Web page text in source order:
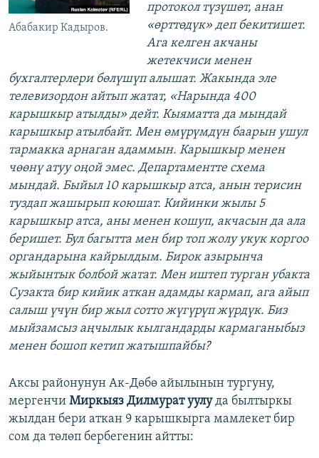
Абабакир Кадыров.
протокол түзүшөт, анан
«өрттөдүк» деп бекитишет.
Ага келген акчаны
жетекчиси менен
бухгалтерлери бөлүшүп алышат. Жакында эле
телевизордон айтып жатат, «Нарында 400
карышкыр атылды» дейт. Кыяматта да мындай
карышкыр атылбайт. Мен өмүрүмдүн баарын ушул
тармакка арнаган адаммын. Карышкыр менен
чөөнү атуу оңой эмес. Департаментте схема
мындай. Быйыл 10 карышкыр атса, анын терисин
туздап жашырып коюшат. Кийинки жылы 5
карышкыр атса, аны менен кошуп, акчасын да ала
беришет. Бул багытта мен бир топ жолу укук коргоо
органдарына кайрылдым. Бирок азырынча
жыйынтык болбой жатат. Мен иштеп турган убакта
Сузакта бир кийик аткан адамды кармап, ага айып
салыш үчүн бир жыл сотто жүгүрүп жүрдүк. Биз
мыйзамсыз аңчылык кылгандарды кармаганыбыз
менен бошоп кетип жатышпайбы?
Аксы районунун Ак-Дөбө айылынын тургуну,
мергенчи Миркыяз Дилмурат уулуда былтыркы
жылдан бери аткан 9 карышкырга мамлекет бир
сом да төлөп бербегенин айтты: